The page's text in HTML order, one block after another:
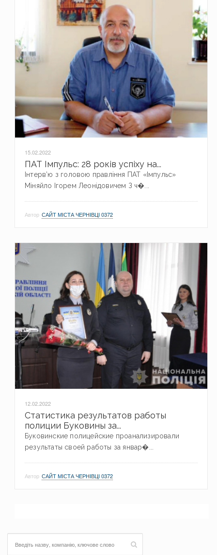
15.02.2022
ПАТ Імпульс: 28 років успіху на...
Інтерв’ю з головою правління ПАТ «Імпульс»
Міняйло Ігорем Леонідовичем З ч�...
Автор САЙТ МІСТА ЧЕРНІВЦІ 0372
12.02.2022
Статистика результатов работы
полиции Буковины за...
Буковинские полицейские проанализировали
результаты своей работы за январ�...
Автор САЙТ МІСТА ЧЕРНІВЦІ 0372